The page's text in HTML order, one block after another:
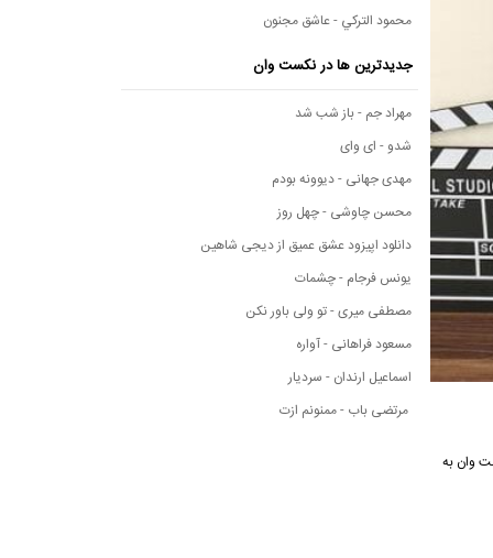
نکست وان به
محمود التركي - عاشق مجنون
جدیدترین ها در نکست وان
مهراد جم - باز شب شد
شدو - ای وای
مهدی جهانی - دیوونه بودم
محسن چاوشی - چهل روز
دانلود اپیزود عشق عمیق از دیجی شاهین
یونس فرجام - چشمات
مصطفی میری - تو ولی باور نکن
مسعود فراهانی - آواره
اسماعیل ارندان - سردیار
مرتضی باب - ممنونم ازت